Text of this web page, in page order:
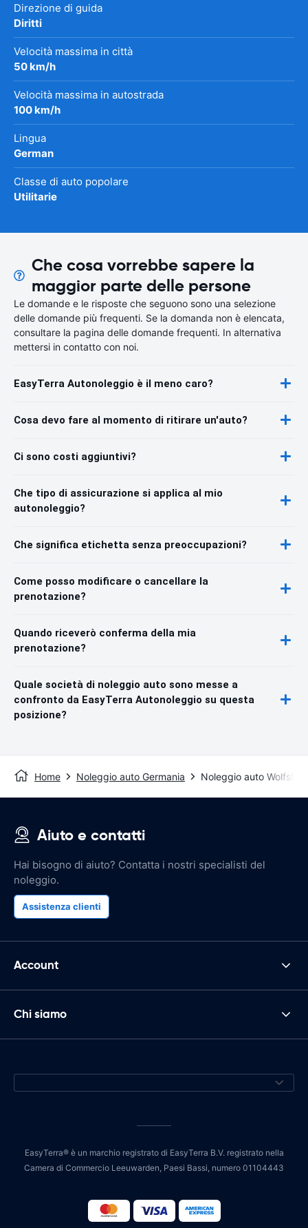
Direzione di guida
Diritti
Velocità massima in città
50 km/h
Velocità massima in autostrada
100 km/h
Lingua
German
Classe di auto popolare
Utilitarie
Che cosa vorrebbe sapere la
maggior parte delle persone
Le domande e le risposte che seguono sono una selezione
delle domande più frequenti. Se la domanda non è elencata,
consultare la pagina delle domande frequenti. In alternativa
mettersi in contatto con noi.
EasyTerra Autonoleggio è il meno caro?
Cosa devo fare al momento di ritirare un'auto?
Ci sono costi aggiuntivi?
Che tipo di assicurazione si applica al mio
autonoleggio?
Che significa etichetta senza preoccupazioni?
Come posso modificare o cancellare la
prenotazione?
Quando riceverò conferma della mia
prenotazione?
Quale società di noleggio auto sono messe a
confronto da EasyTerra Autonoleggio su questa
posizione?
Home Noleggio auto Germania Noleggio auto
Aiuto e contatti
Hai bisogno di aiuto? Contatta i nostri specialisti del
noleggio.
Assistenza clienti
Account
Chi siamo
EasyTerra® è un marchio registrato di EasyTerra B.V. registrato nella
Camera di Commercio Leeuwarden, Paesi Bassi, numero 01104443